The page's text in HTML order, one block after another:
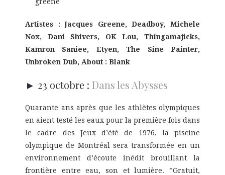
Artistes : Jacques Greene, Deadboy, Michele
Nox, Dani Shivers, OK Lou, Thingamajicks,
Kamron Saniee, Etyen, The Sine Painter,
Unbroken Dub, About : Blank
► 23 octobre : Dans les Abysses
Quarante ans après que les athlètes olympiques
en aient testé les eaux pour la première fois dans
le cadre des Jeux d’été de 1976, la piscine
olympique de Montréal sera transformée en un
environnement d’écoute inédit brouillant la
frontière entre eau, son et lumière. *Gratuit,